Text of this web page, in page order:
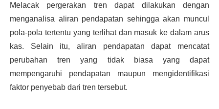
Melacak pergerakan tren dapat dilakukan dengan
menganalisa aliran pendapatan sehingga akan muncul
pola-pola tertentu yang terlihat dan masuk ke dalam arus
kas. Selain itu, aliran pendapatan dapat mencatat
perubahan tren yang tidak biasa yang dapat
mempengaruhi pendapatan maupun mengidentifikasi
faktor penyebab dari tren tersebut.